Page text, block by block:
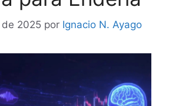
2025 por Ignacio N. Ayago